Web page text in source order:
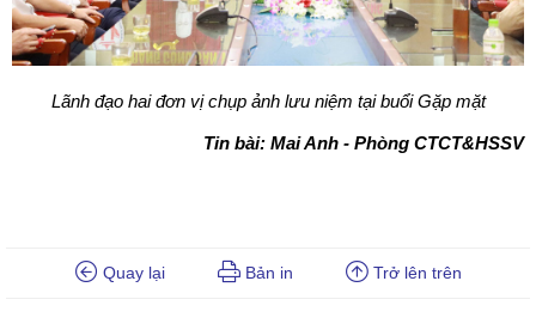
Lãnh đạo hai đơn vị chụp ảnh lưu niệm tại buổi Gặp mặt
Tin bài: Mai Anh - Phòng CTCT&HSSV
Quay lại Bản in Trở lên trên